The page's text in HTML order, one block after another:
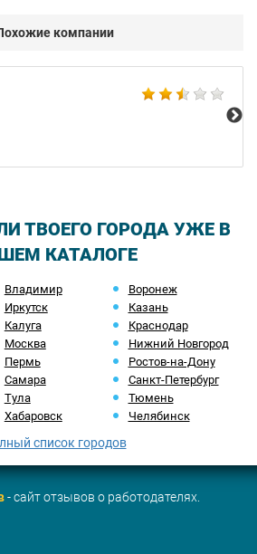
компании
ТВОЕГО ГОРОДА УЖЕ В
КАТАЛОГЕ
Владимир
Воронеж
Иркутск
Казань
Калуга
Краснодар
Москва
Нижний Новгород
Пермь
Ростов-на-Дону
Самара
Санкт-Петербург
Тула
Тюмень
Хабаровск Челябинск
список городов
- сайт отзывов о работодателях.